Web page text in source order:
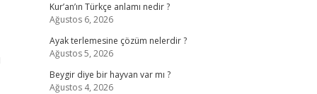
Kur’an’ın Türkçe anlamı nedir ?
Ağustos 6, 2026
Ayak terlemesine çözüm nelerdir ?
Ağustos 5, 2026
Beygir diye bir hayvan var mı ?
Ağustos 4, 2026